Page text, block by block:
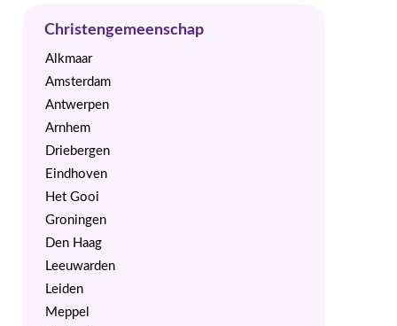
Christengemeenschap
Alkmaar
Amsterdam
Antwerpen
Arnhem
Driebergen
Eindhoven
Het Gooi
Groningen
Den Haag
Leeuwarden
Leiden
Meppel